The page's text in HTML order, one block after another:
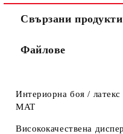
цена не включва транспорт.
Свързани продукти
Файлове
Интериорна боя /
MAT
Висококачествена